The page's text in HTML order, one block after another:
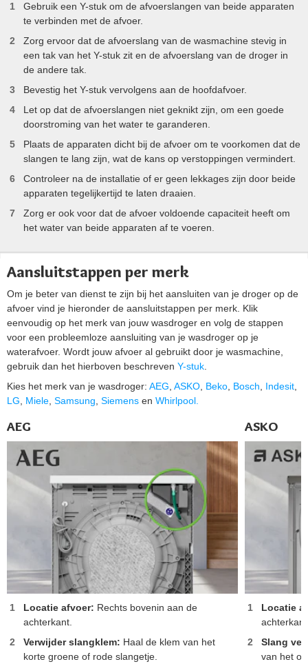
Gebruik een Y-stuk om de afvoerslangen van beide apparaten
te verbinden met de afvoer.
Zorg ervoor dat de afvoerslang van de wasmachine stevig in
een tak van het Y-stuk zit en de afvoerslang van de droger in
de andere tak.
Bevestig het Y-stuk vervolgens aan de hoofdafvoer.
Let op dat de afvoerslangen niet geknikt zijn, om een goede
doorstroming van het water te garanderen.
Plaats de apparaten dicht bij de afvoer om te voorkomen dat de
slangen te lang zijn, wat de kans op verstoppingen vermindert.
Controleer na de installatie of er geen lekkages zijn door beide
apparaten tegelijkertijd te laten draaien.
Zorg er ook voor dat de afvoer voldoende capaciteit heeft om
het water van beide apparaten af te voeren.
Aansluitstappen per merk
Om je beter van dienst te zijn bij het aansluiten van je droger op de
afvoer vind je hieronder de aansluitstappen per merk. Klik
eenvoudig op het merk van jouw wasdroger en volg de stappen
voor een probleemloze aansluiting van je wasdroger op je
waterafvoer. Wordt jouw afvoer al gebruikt door je wasmachine,
gebruik dan het hierboven beschreven Y-stuk.
Kies het merk van je wasdroger: AEG, ASKO, Beko, Bosch, Indesit,
LG, Miele, Samsung, Siemens en Whirlpool.
AEG
Locatie afvoer: Rechts bovenin aan de
achterkant.
Verwijder slangklem: Haal de klem van het
korte groene of rode slangetje.
ASKO
Locatie
Slang
van het